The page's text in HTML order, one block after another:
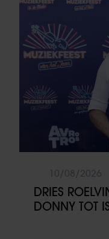
DRIES
DONNY TOT